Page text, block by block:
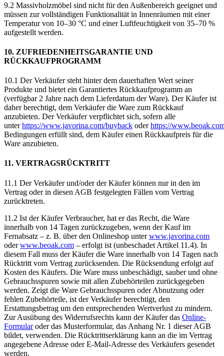
9.2 Massivholzmöbel sind nicht für den Außenbereich geeignet und
müssen zur vollständigen Funktionalität in Innenräumen mit einer
Temperatur von 10–30 °C und einer Luftfeuchtigkeit von 35–70 %
aufgestellt werden.
10. ZUFRIEDENHEITSGARANTIE UND
RÜCKKAUFPROGRAMM
10.1 Der Verkäufer steht hinter dem dauerhaften Wert seiner
Produkte und bietet ein Garantiertes Rückkaufprogramm an
(verfügbar 2 Jahre nach dem Lieferdatum der Ware). Der Käufer ist
daher berechtigt, dem Verkäufer die Ware zum Rückkauf
anzubieten. Der Verkäufer verpflichtet sich, sofern alle
unterhttps://www.javorina.com/buyback oderhttps://
Bedingungen erfüllt sind, dem Käufer einen Rückkaufpreis für die
Ware anzubieten.
11. VERTRAGSRÜCKTRITT
11.1 Der Verkäufer und/oder der Käufer können nur in den im
Vertrag oder in diesen AGB festgelegten Fällen vom Vertrag
zurücktreten.
11.2 Ist der Käufer Verbraucher, hat er das Recht, die Ware
innerhalb von 14 Tagen zurückzugeben, wenn der Kauf im
Fernabsatz – z. B. über den Onlineshop unterwww.javorina.com
oderwww.beoak.com – erfolgt ist (unbeschadet Artikel 11.4). In
diesem Fall muss der Käufer die Ware innerhalb von 14 Tagen nach
Rücktritt vom Vertrag zurücksenden. Die Rücksendung erfolgt auf
Kosten des Käufers. Die Ware muss unbeschädigt, sauber und ohne
Gebrauchsspuren sowie mit allen Zubehörteilen zurückgegeben
werden. Zeigt die Ware Gebrauchsspuren oder Abnutzung oder
fehlen Zubehörteile, ist der Verkäufer berechtigt, den
Erstattungsbetrag um den entsprechenden Wertverlust zu mindern.
Zur Ausübung des Widerrufsrechts kann der Käufer das Online-
Formularoder das Musterformular, das Anhang Nr. 1 dieser AGB
bildet, verwenden. Die Rücktrittserklärung kann an die im Vertrag
angegebene Adresse oder E-Mail-Adresse des Verkäufers gesendet
werden.